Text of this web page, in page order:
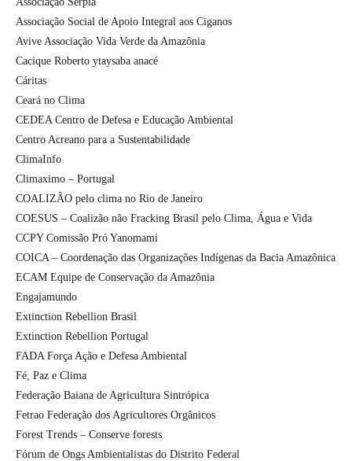
Associação Social de Apoio Integral aos Ciganos
Avive Associação Vida Verde da Amazônia
Cacique Roberto ytaysaba anacé
Cáritas
Ceará no Clima
CEDEA Centro de Defesa e Educação Ambiental
Centro Acreano para a Sustentabilidade
ClimaInfo
Climaximo – Portugal
COALIZÃO pelo clima no Rio de Janeiro
COESUS – Coalizão não Fracking Brasil pelo Clima, Água e Vida
CCPY Comissão Pró Yanomami
COICA – Coordenação das Organizações Indígenas da Bacia Amazônica
ECAM Equipe de Conservação da Amazônia
Engajamundo
Extinction Rebellion Brasil
Extinction Rebellion Portugal
FADA Força Ação e Defesa Ambiental
Fé, Paz e Clima
Federação Baiana de Agricultura Sintrópica
Fetrao Federação dos Agricultores Orgânicos
Forest Trends – Conserve forests
Fórum de Ongs Ambientalistas do Distrito Federal